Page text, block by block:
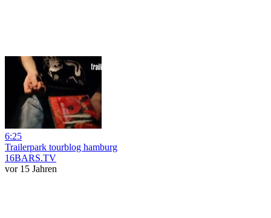
6:25
Trailerpark tourblog hamburg
16BARS.TV
vor 15 Jahren